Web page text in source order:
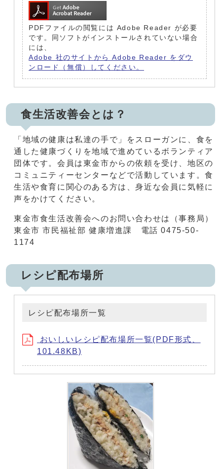
PDFファイルの閲覧には Adobe Reader が必要
です。同ソフトがインストールされていない場合
には、
Adobe 社のサイトから Adobe Reader をダウ
ンロード（無償）してください。
食生活改善会とは？
「地域の健康は私達の手で」をスローガンに、食を
通した健康づくりを地域で進めているボランティア
団体です。会員は東金市からの依頼を受け、地区の
コミュニティーセンターなどで活動しています。食
生活や食育に関心のある方は、身近な会員に気軽に
声をかけてください。
東金市食生活改善会へのお問い合わせは（事務局）
東金市 市民福祉部 健康増進課 電話 0475-50-
1174
レシピ配布場所
レシピ配布場所一覧
おいしいレシピ配布場所一覧(PDF形式、
101.48KB)